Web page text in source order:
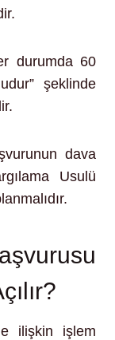
durumda 60
şeklinde
dava
Usulü
ilişkin işlem